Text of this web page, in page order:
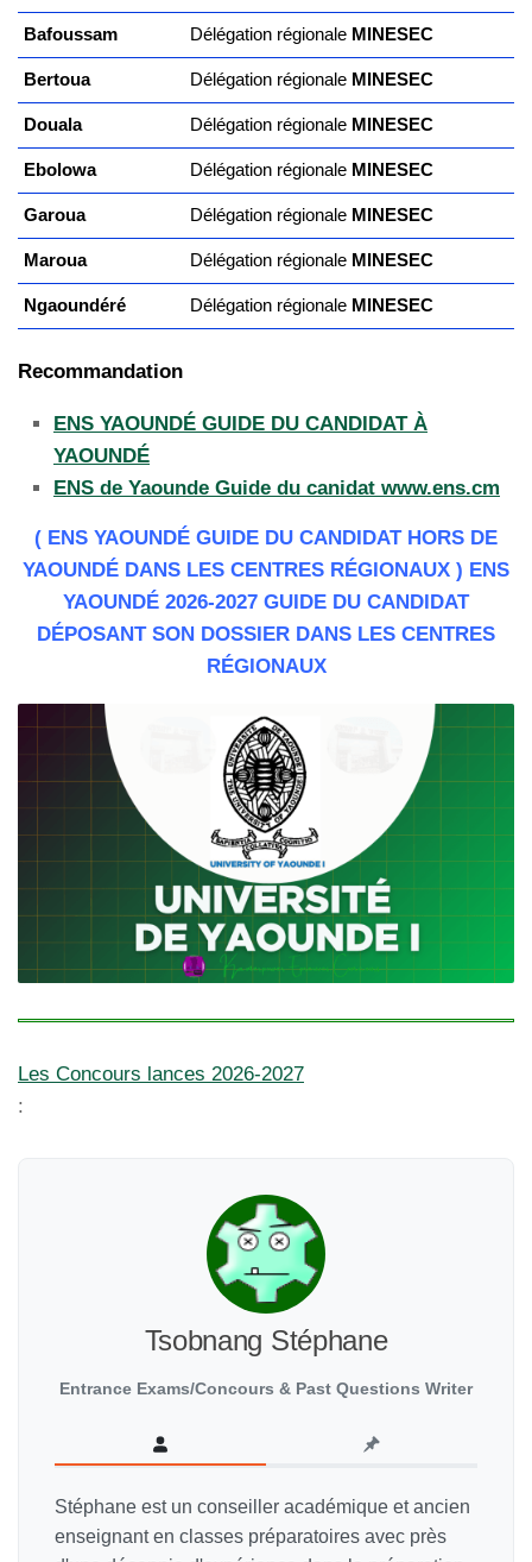
Bafoussam Délégation régionale MINESEC
Bertoua Délégation régionale MINESEC
Douala Délégation régionale MINESEC
Ebolowa Délégation régionale MINESEC
Garoua Délégation régionale MINESEC
Maroua Délégation régionale MINESEC
Ngaoundéré Délégation régionale MINESEC
Recommandation
ENS YAOUNDÉ GUIDE DU CANDIDAT À
YAOUNDÉ
ENS de Yaounde Guide du canidat www.ens.cm
( ENS YAOUNDÉ GUIDE DU CANDIDAT HORS DE
YAOUNDÉ DANS LES CENTRES RÉGIONAUX ) ENS
YAOUNDÉ 2026-2027 GUIDE DU CANDIDAT
DÉPOSANT SON DOSSIER DANS LES CENTRES
RÉGIONAUX
Les Concours lances 2026-2027
:
Tsobnang Stéphane
Entrance Exams/Concours & Past Questions Writer
Stéphane est un conseiller académique et ancien
enseignant en classes préparatoires avec près